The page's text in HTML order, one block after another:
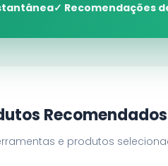
✓ Recomendações
e produtos